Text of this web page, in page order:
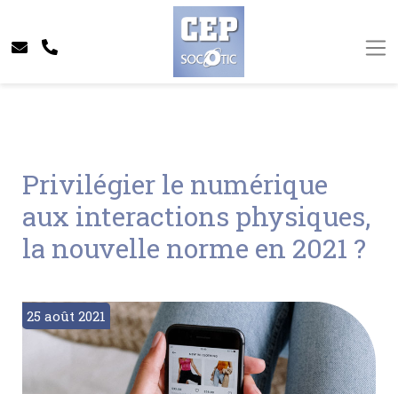
Privilégier le numérique
aux interactions physiques,
la nouvelle norme en 2021 ?
25 août 2021